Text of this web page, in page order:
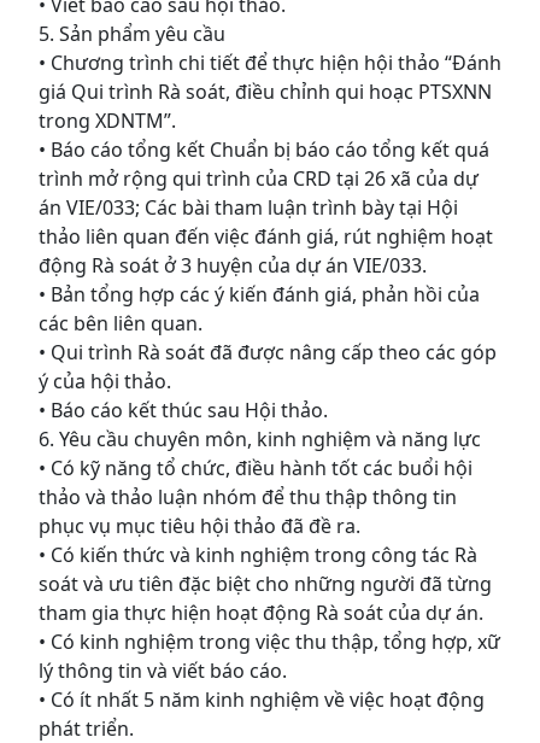
5. Sản phẩm yêu cầu
• Chương trình chi tiết để thực hiện hội thảo “Đánh
giá Qui trình Rà soát, điều chỉnh qui hoạc PTSXNN
trong XDNTM”.
• Báo cáo tổng kết Chuẩn bị báo cáo tổng kết quá
trình mở rộng qui trình của CRD tại 26 xã của dự
án VIE/033; Các bài tham luận trình bày tại Hội
thảo liên quan đến việc đánh giá, rút nghiệm hoạt
động Rà soát ở 3 huyện của dự án VIE/033.
• Bản tổng hợp các ý kiến đánh giá, phản hồi của
các bên liên quan.
• Qui trình Rà soát đã được nâng cấp theo các góp
ý của hội thảo.
• Báo cáo kết thúc sau Hội thảo.
6. Yêu cầu chuyên môn, kinh nghiệm và năng lực
• Có kỹ năng tổ chức, điều hành tốt các buổi hội
thảo và thảo luận nhóm để thu thập thông tin
phục vụ mục tiêu hội thảo đã đề ra.
• Có kiến thức và kinh nghiệm trong công tác Rà
soát và ưu tiên đặc biệt cho những người đã từng
tham gia thực hiện hoạt động Rà soát của dự án.
• Có kinh nghiệm trong việc thu thập, tổng hợp, xữ
lý thông tin và viết báo cáo.
• Có ít nhất 5 năm kinh nghiệm về việc hoạt động
phát triển.